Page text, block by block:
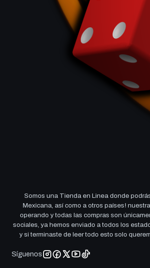
Somos una Tienda en Linea donde
Mexicana, así como a otros países!
operando y todas las compras son
sociales, ya hemos enviado a todos los
y si terminaste de leer todo esto solo
Síguenos